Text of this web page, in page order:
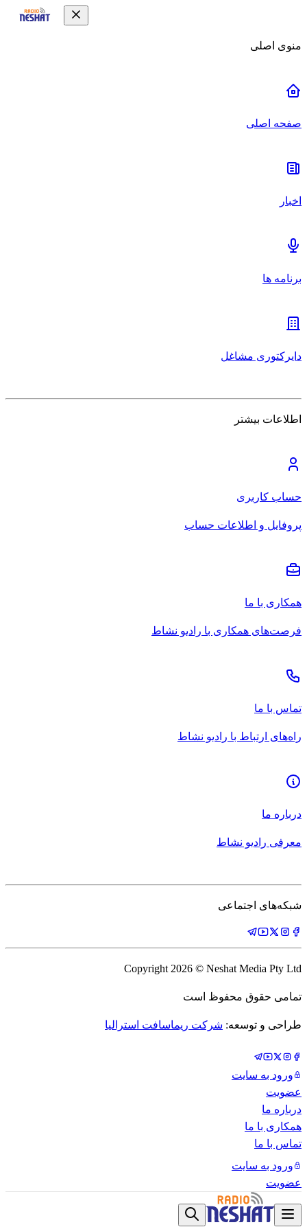
منوی اصلی
صفحه اصلی
اخبار
برنامه ها
دایرکتوری مشاغل
اطلاعات بیشتر
حساب کاربری
پروفایل و اطلاعات حساب
همکاری با ما
فرصت‌های همکاری با رادیو نشاط
تماس با ما
راه‌های ارتباط با رادیو نشاط
درباره ما
معرفی رادیو نشاط
شبکه‌های اجتماعی
Copyright 2026 © Neshat Media Pty Ltd
تمامی حقوق محفوظ است
طراحی و توسعه: شرکت ریماسافت استرالیا
ورود به سایت
عضویت
درباره ما
همکاری با ما
تماس با ما
ورود به سایت
عضویت